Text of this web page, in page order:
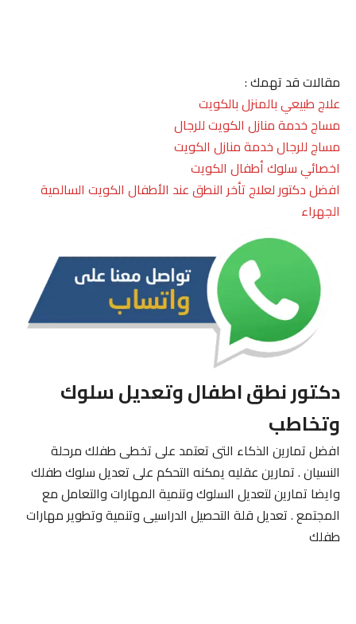
مقالات قد تهمك :
علاج طبيعي بالمنزل بالكويت
مساج خدمة منازل الكويت للرجال
مساج للرجال خدمة منازل الكويت
اخصائي سلوك أطفال الكويت
افضل دكتور لعلاج تأخر النطق عند الأطفال الكويت السالمية
الجهراء
دكتور نطق اطفال وتعديل سلوك
وتخاطب
افضل تمارين الذكاء التى تعتمد على تخطى طفلك مرحلة
النسيان . تمارين عقليه يمكنه التحكم على تعديل سلوك طفلك
وايضا تمارين لتعديل السلوك وتنمية المهارات والتعامل مع
المجتمع . تعديل قلة التحصيل الدراسيى وتنمية وتطوير مهارات
طفلك